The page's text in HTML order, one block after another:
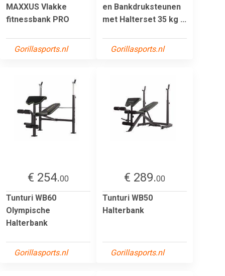
MAXXUS Vlakke
fitnessbank PRO
Gorillasports.nl
en Bankdruksteunen
met Halterset 35 kg ...
Gorillasports.nl
€ 254.00
Tunturi WB60
Olympische
Halterbank
Gorillasports.nl
€ 289.00
Tunturi WB50
Halterbank
Gorillasports.nl